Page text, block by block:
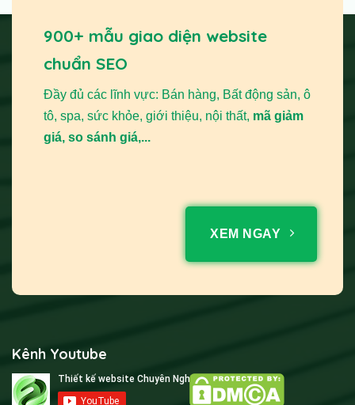
900+ mẫu giao diện website
chuẩn SEO
Đầy đủ các lĩnh vực: Bán hàng, Bất động sản, ô
tô, spa, sức khỏe, giới thiệu, nội thất, mã giảm
giá, so sánh giá,...
XEM NGAY
Kênh Youtube